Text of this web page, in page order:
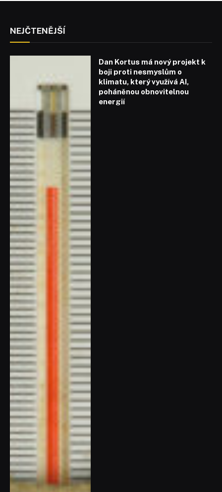
NEJČTENĚJŠÍ
Dan Kortus má nový projekt k
boji proti nesmyslům o
klimatu, který využívá AI,
poháněnou obnovitelnou
energií